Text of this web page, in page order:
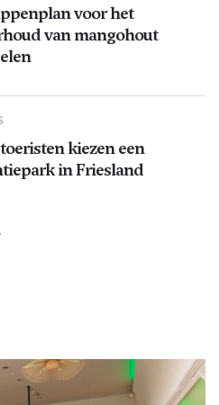
voor het
van mangohout
kiezen een
in Friesland